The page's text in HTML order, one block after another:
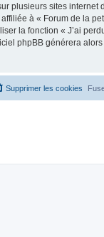
plusieurs sites internet
à « Forum de la
la fonction « J’ai
phpBB générera
Supprimer les cookies